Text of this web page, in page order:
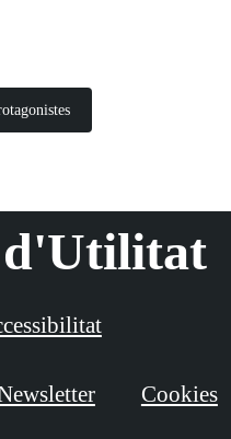
d'Utilitat
Cookies